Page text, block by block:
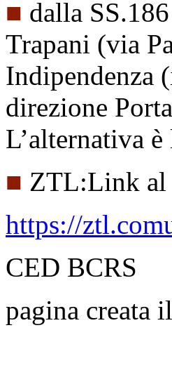
■ dalla
Trapani (via
Indipendenza
direzione
L’alternativa
■ ZTL:Link al
https://
CED BCRS
pagina creata